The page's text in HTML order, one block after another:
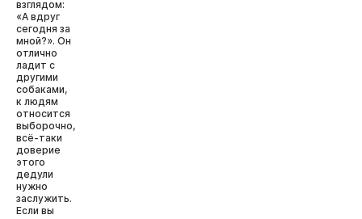
взглядом:
«А вдруг
сегодня за
мной?». Он
отлично
ладит с
другими
собаками,
к людям
относится
выборочно,
всё-таки
доверие
этого
дедули
нужно
заслужить.
Если вы